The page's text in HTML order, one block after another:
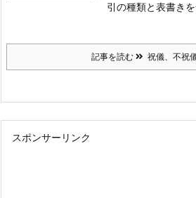
引の種類と表書き
記事を読む 祝儀、不祝
スポンサーリンク